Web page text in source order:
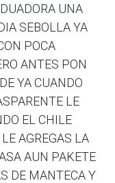
UNA
SEBOLLA YA
POCA
ANTES PON
YA CUANDO
LE
EL CHILE
AGREGAS LA
AUN PAKETE
DE MANTECA Y